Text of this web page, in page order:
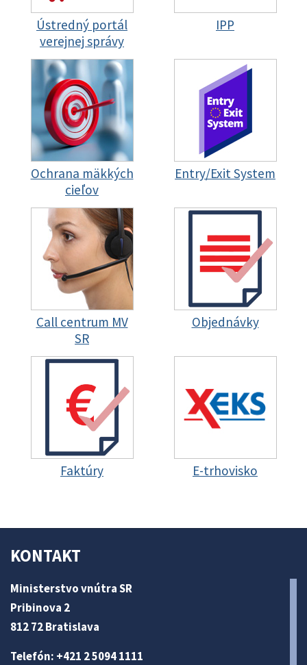
Ústredný portál
verejnej správy
IPP
Ochrana mäkkých
cieľov
Entry/Exit System
Call centrum MV
SR
Objednávky
Faktúry E-trhovisko
KONTAKT
Ministerstvo vnútra SR
Pribinova 2
812 72 Bratislava
Telefón: +421 2 5094 1111